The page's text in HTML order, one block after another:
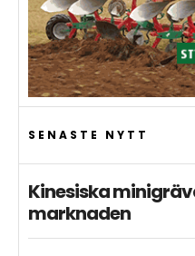
SENASTE NYTT
Kinesiska
marknaden